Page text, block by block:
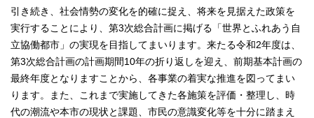
引き続き、社会情勢の変化を的確に捉え、将来を見据えた政策を
実行することにより、第3次総合計画に掲げる「世界とふれあう自
立協働都市」の実現を目指してまいります。来たる令和2年度は、
第3次総合計画の計画期間10年の折り返しを迎え、前期基本計画の
最終年度となりますことから、各事業の着実な推進を図ってまい
ります。また、これまで実施してきた各施策を評価・整理し、時
代の潮流や本市の現状と課題、市民の意識変化等を十分に踏まえ